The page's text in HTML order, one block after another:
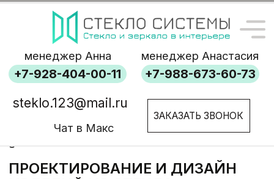
ЗАКАЗАТЬ ЗВОНОК
+7-988-673-60-73
+7-928-404-00-11
steklo.123@mail.ru
менеджер Анна менеджер Анастасия
ПРОЕКТИРОВАНИЕ И ДИЗАЙН
ИЗДЕЛИЙ ИЗ СТЕКЛА
glass123.ru